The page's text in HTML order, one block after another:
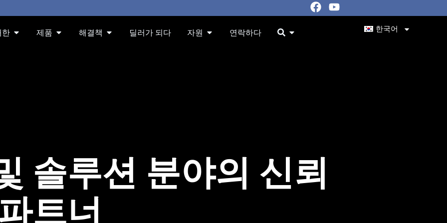
페
이
유
튜
한 About 오픈
제품 Products 오픈
해결책 Solution 오픈
딜러가 되다 자원 Resources 오픈
연락하다 오픈 한국어
솔루션 분야의 신뢰
트너